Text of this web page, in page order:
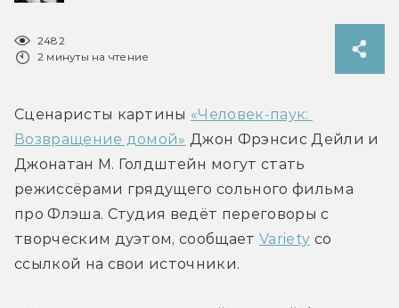
2482
2 минуты на чтение
Сценаристы картины «Человек-паук:
Возвращение домой» Джон Фрэнсис Дейли и
Джонатан М. Голдштейн могут стать
режиссёрами грядущего сольного фильма
про Флэша. Студия ведёт переговоры с
творческим дуэтом, сообщает Variety со
ссылкой на свои источники.